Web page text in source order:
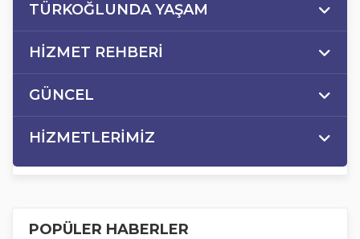
TÜRKOĞLUNDA YAŞAM
HİZMET REHBERİ
GÜNCEL
HİZMETLERİMİZ
POPÜLER HABERLER